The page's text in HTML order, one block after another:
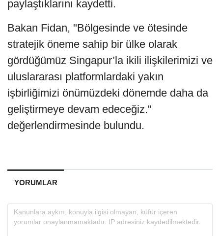
paylaştıklarını kaydetti.
Bakan Fidan, "Bölgesinde ve ötesinde
stratejik öneme sahip bir ülke olarak
gördüğümüz Singapur’la ikili ilişkilerimizi ve
uluslararası platformlardaki yakın
işbirliğimizi önümüzdeki dönemde daha da
geliştirmeye devam edeceğiz."
değerlendirmesinde bulundu.
YORUMLAR